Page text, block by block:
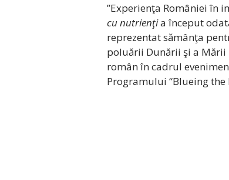
”Experienţa României în
cu nutrienţia început
reprezentat sămânţa
poluării Dunării şi a Mării
român în cadrul
Programului “Blueing the